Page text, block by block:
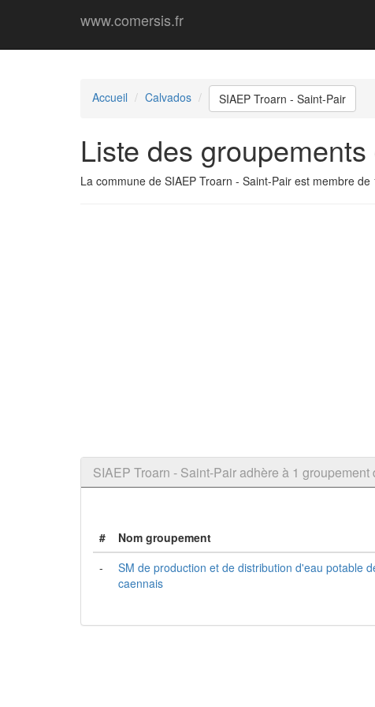
www.comersis.fr
Accueil Calvados SIAEP Troarn - Saint-Pair
Liste des
La commune de SIAEP Troarn - Saint-Pair est membre
SIAEP Troarn - Saint-Pair adhère à 1 groupement
# Nom groupement
-
SM de production et de distribution d'eau potable
caennais